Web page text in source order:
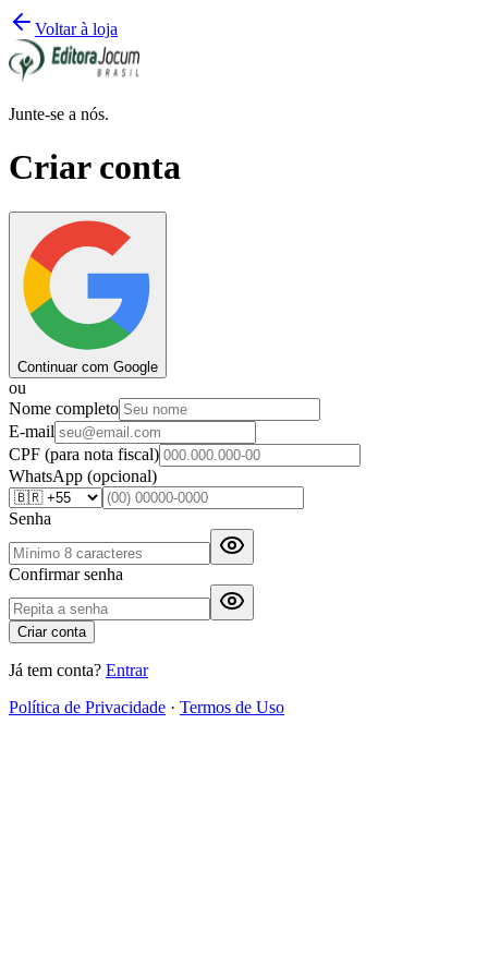
Voltar à loja
Junte-se a nós.
Criar conta
Continuar com Google
ou
Nome completo
E-mail
CPF (para nota fiscal)
WhatsApp (opcional)
Senha
Confirmar senha
Criar conta
Já tem conta? Entrar
Política de Privacidade · Termos de Uso